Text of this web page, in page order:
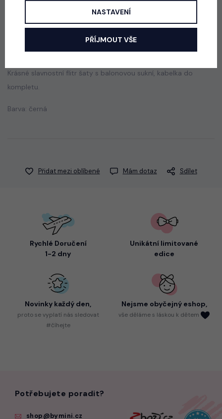
Jak vybrat správnou velikost?
Krásné slavnostní flitr šaty s balonovou sukní, kabelka do
kompletu.
Barva: černá
Přidat mezi oblíbené Mám dotaz Sdílet
Rychlé Doručení
1-2 dny
Unikátní limitované
edice
Novinky každý den,
protose vyplatí nás sledovat
#číhejte
Nejsme obyčejný eshop,
vše děláme s láskou k dětem
Potřebujete poradit?
shop@bymini.cz
NASTAVENÍ
PŘÍJMOUT VŠE